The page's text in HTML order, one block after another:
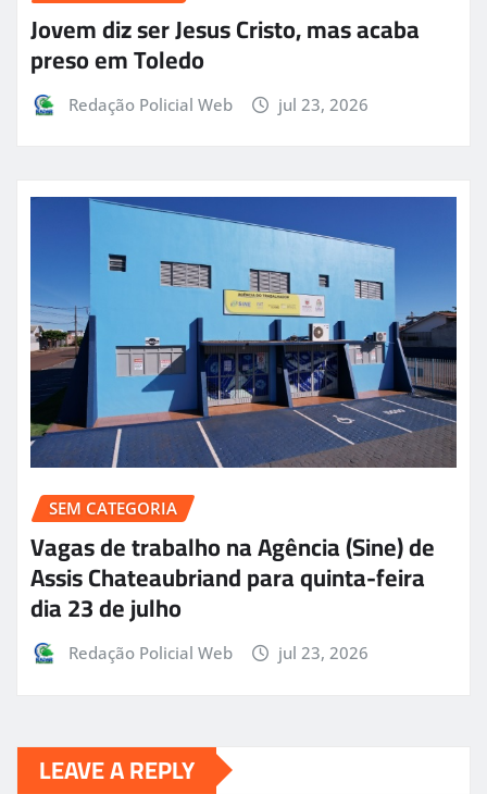
Jovem diz ser Jesus Cristo, mas acaba
preso em Toledo
Redação Policial Web jul 23, 2026
SEM CATEGORIA
Vagas de trabalho na Agência (Sine) de
Assis Chateaubriand para quinta-feira
dia 23 de julho
Redação Policial Web jul 23, 2026
LEAVE A REPLY